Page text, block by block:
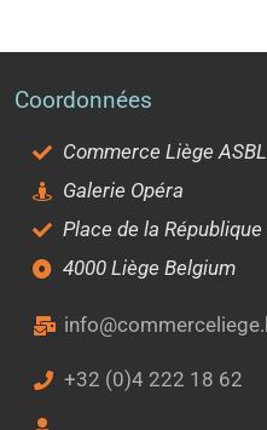
Coordonnées
Commerce Liège
Galerie Opéra
Place de la
4000 Liège Belgium
+32 (0)4 222 18 62